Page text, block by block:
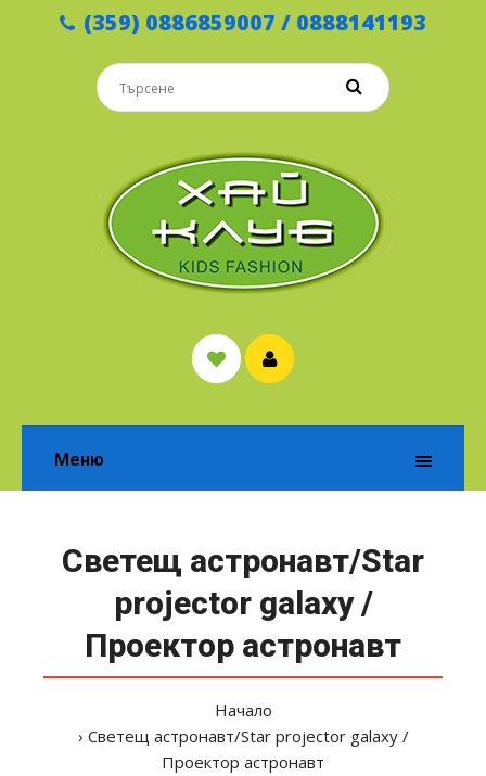
(359) 0886859007 / 0888141193
Меню
Светещ астронавт/Star
projector galaxy /
Проектор астронавт
Начало
Светещ астронавт/Star projector galaxy /
Проектор астронавт